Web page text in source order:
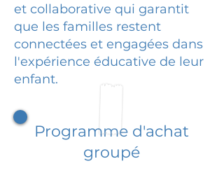
et collaborative qui garantit
que les familles restent
connectées et engagées dans
l'expérience éducative de leur
enfant.
Programme d'achat
groupé